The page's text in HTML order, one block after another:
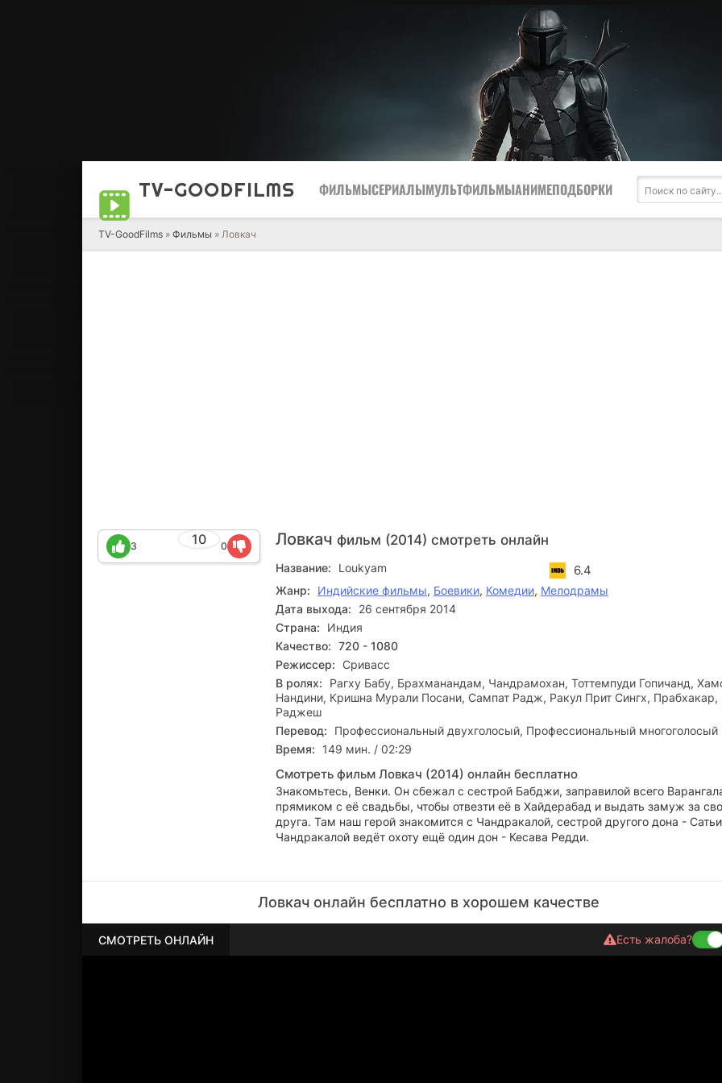
TV-GOODFILMS ФИЛЬМЫСЕРИАЛЫМУЛЬТФИЛЬМЫАНИМЕПОДБОРКИ
TV-GoodFilms » Фильмы » Ловкач
Ловкач фильм (2014) смотреть онлайн
10
3 0
Название: Loukyam 6.4
Жанр: Индийские фильмы, Боевики, Комедии, Мелодрамы
Дата выхода:
26 сентября 2014
Страна:
Индия
Качество: 720 - 1080
Режиссер: Сривасс
В ролях:
Рагху Бабу, Брахманандам, Чандрамохан, Тоттемпуди Гопичанд,
Нандини, Кришна Мурали Посани, Сампат Радж, Ракул Прит Сингх, Прабхакар,
Раджеш
Перевод:
Профессиональный двухголосый, Профессиональный многоголосый
Время:
149 мин. / 02:29
Смотреть фильм Ловкач (2014) онлайн бесплатно
Знакомьтесь, Венки. Он сбежал с сестрой Бабджи, заправилой всего
прямиком с её свадьбы, чтобы отвезти её в Хайдерабад и выдать замуж за
друга. Там наш герой знакомится с Чандракалой, сестрой другого дона -
Чандракалой ведёт охоту ещё один дон - Кесава Редди.
Ловкач онлайн бесплатно в хорошем качестве
СМОТРЕТЬ ОНЛАЙН Есть жалоба?